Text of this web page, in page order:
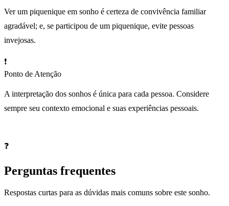
Ver um piquenique em sonho é certeza de convivência familiar
agradável; e, se participou de um piquenique, evite pessoas
invejosas.
❗
Ponto de Atenção
A interpretação dos sonhos é única para cada pessoa. Considere
sempre seu contexto emocional e suas experiências pessoais.
❓
Perguntas frequentes
Respostas curtas para as dúvidas mais comuns sobre este sonho.